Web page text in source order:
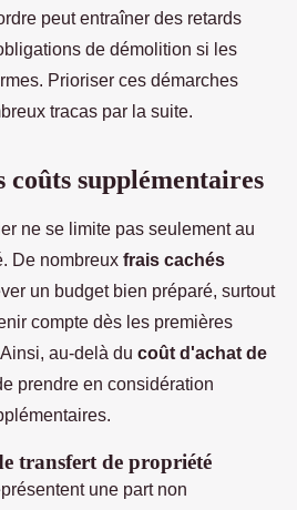
peut entraîner des retards
de démolition si les
Prioriser ces démarches
tracas par la suite.
coûts supplémentaires
ne se limite pas seulement au
De nombreux frais cachés
un budget bien préparé, surtout
compte dès les premières
au-delà du coût d'achat de
prendre en considération
transfert de propriété
une part non